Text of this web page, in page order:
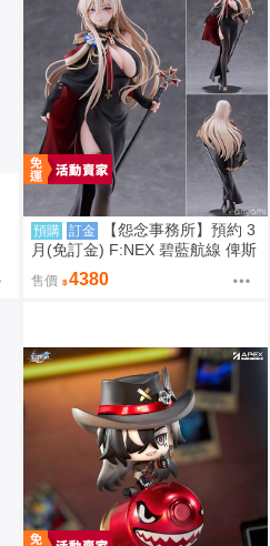
預購 訂金
【怨念事務所】預約 3
月(免訂金) F:NEX 碧藍航線 俾斯
麥 正裝Ver 1/7 0920
售價 4380